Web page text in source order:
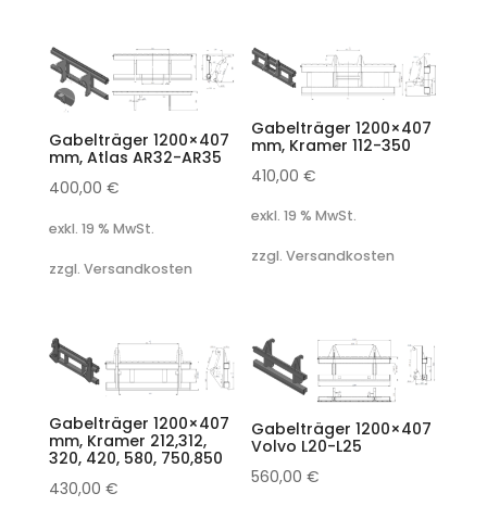
Gabelträger 1200×407
mm, Atlas AR32-AR35
400,00 €
exkl. 19 % MwSt.
zzgl. Versandkosten
Gabelträger 1200×407
mm, Kramer 112-350
410,00€
exkl. 19 % MwSt.
zzgl. Versandkosten
Gabelträger 1200×407
mm, Kramer 212,312,
320, 420, 580, 750,850
430,00 €
Gabelträger 1200×407
Volvo L20-L25
560,00€